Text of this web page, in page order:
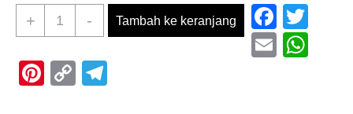
+
Kuantitas
OREO
SANDWICH
- Tambah ke keranjang
Email
Pinterest
Copy